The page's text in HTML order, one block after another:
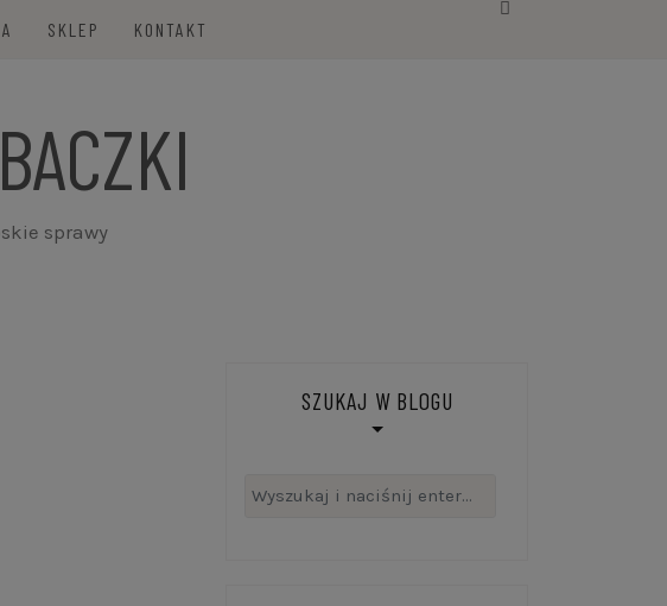
SKLEP KONTAKT
sprawy
SZUKAJ W BLOGU
Szukaj: